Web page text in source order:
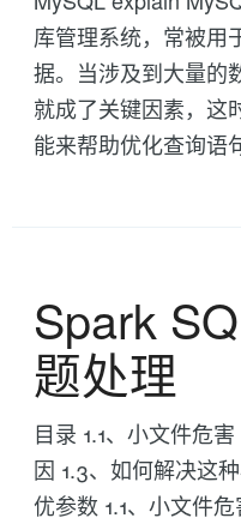
库管理系统，常被用
据。当涉及到大量的
就成了关键因素，这
能来帮助优化查询语
Spark
题处理
目录 1.1、小文件危
因 1.3、如何解决这
优参数 1.1、小文件